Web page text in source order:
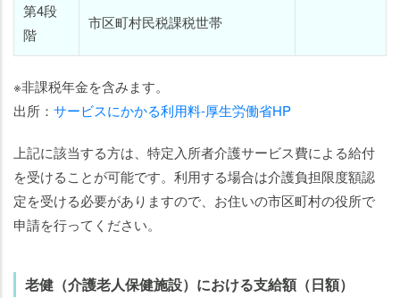
第4段
階
市区町村民税課税世帯
※非課税年金を含みます。
出所： サービスにかかる利用料-厚生労働省HP
上記に該当する方は、特定入所者介護サービス費による給付
を受けることが可能です。利用する場合は介護負担限度額認
定を受ける必要がありますので、お住いの市区町村の役所で
申請を行ってください。
老健（介護老人保健施設）における支給額（日額）